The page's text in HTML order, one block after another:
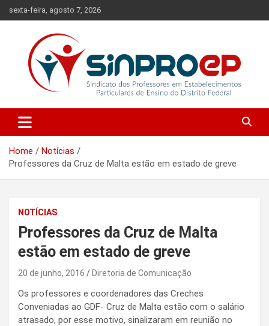
to
sexta-feira, agosto 7, 2026
Sinproep-DF
Ensino do Distrito Federal
Home
Notícias
Professores da Cruz de Malta estão em estado de greve
NOTÍCIAS
Professores da Cruz de Malta
estão em estado de greve
20 de junho, 2016 Diretoria de Comunicação
Os professores e coordenadores das Creches
Conveniadas ao GDF- Cruz de Malta estão com o salário
atrasado, por esse motivo, sinalizaram em reunião no